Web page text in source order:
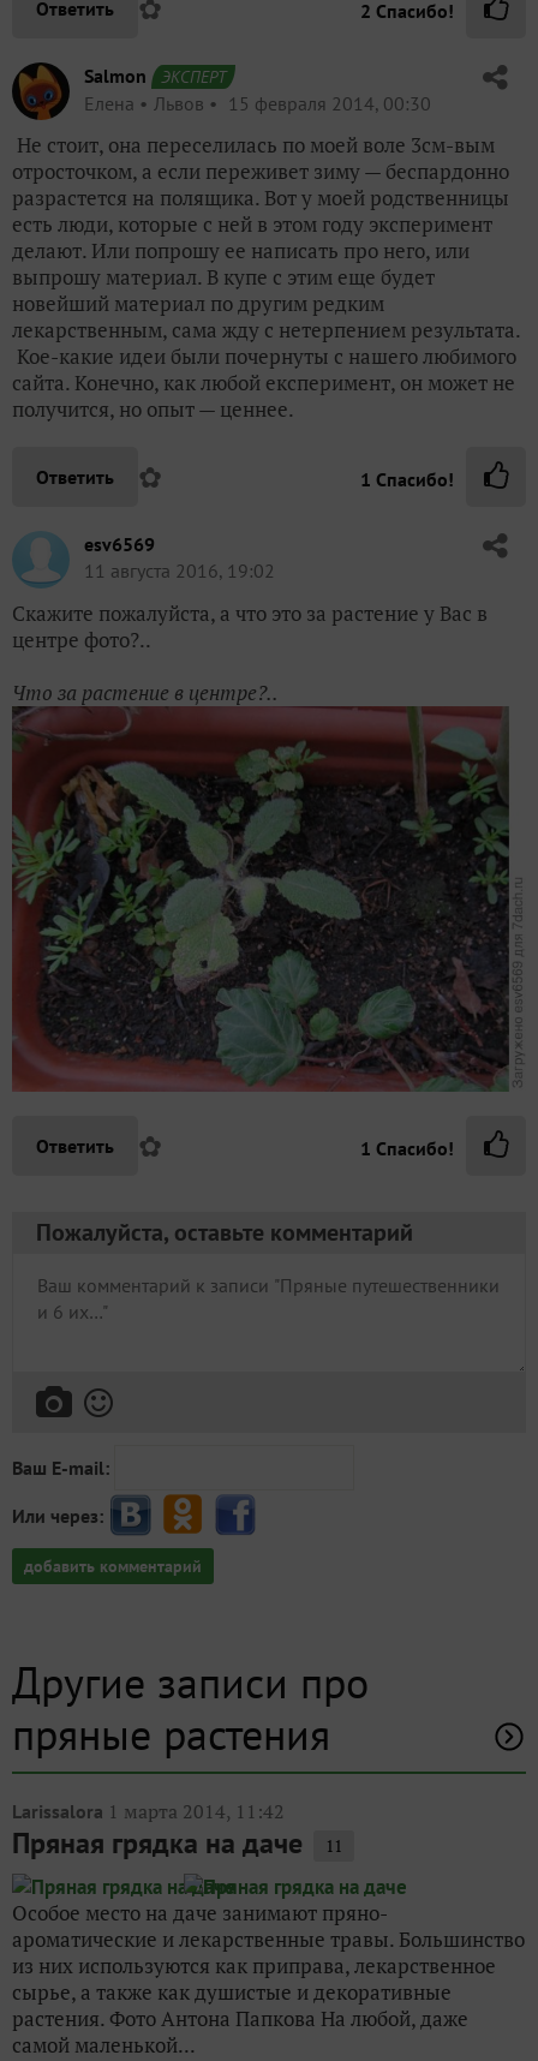
Ответить ✿ 2 Спасибо!
Salmon ЭКСПЕРТ
Елена Львов 15 февраля 2014, 00:30
Не стоит, она переселилась по моей воле 3см-вым
отросточком, а если переживет зиму — беспардонно
разрастется на полящика. Вот у моей родственницы
есть люди, которые с ней в этом году эксперимент
делают. Или попрошу ее написать про него, или
выпрошу материал. В купе с этим еще будет
новейший материал по другим редким
лекарственным, сама жду с нетерпением результата.
Кое-какие идеи были почернуты с нашего любимого
сайта. Конечно, как любой експеримент, он может не
получится, но опыт — ценнее.
Ответить ✿ 1 Спасибо!
esv6569
11 августа 2016, 19:02
Скажите пожалуйста, а что это за растение у Вас в
центре фото?..
Что за растение в центре?..
Ответить ✿ 1 Спасибо!
Пожалуйста, оставьте комментарий
Ваш E-mail:
Или через:
добавить комментарий
Другие записи про
пряные растения
Larissalora 1 марта 2014, 11:42
Пряная грядка на даче 11
Особое место на даче занимают пряно-
ароматические и лекарственные травы. Большинство
из них используются как приправа, лекарственное
сырье, а также как душистые и декоративные
растения. Фото Антона Папкова На любой, даже
самой маленькой...